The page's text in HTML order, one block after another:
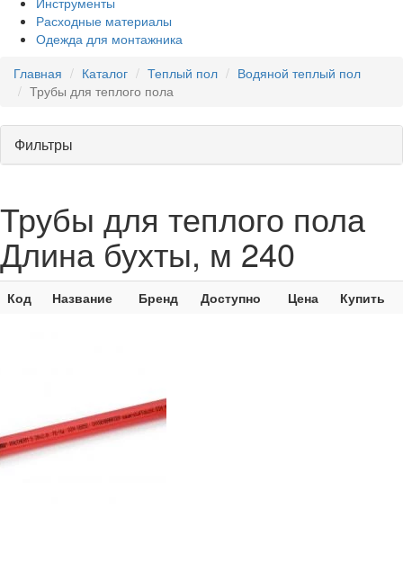
Расходные материалы
Одежда для монтажника
Главная
Каталог Теплый пол
Водяной теплый пол
Трубы для теплого пола
Фильтры
Трубы для теплого пола
Длина бухты, м 240
Код Название Бренд Доступно Цена Купить